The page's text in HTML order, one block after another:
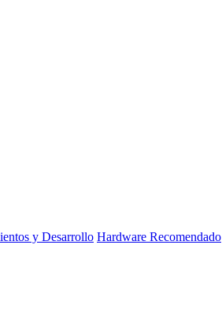
y Desarrollo Hardware Recomendado